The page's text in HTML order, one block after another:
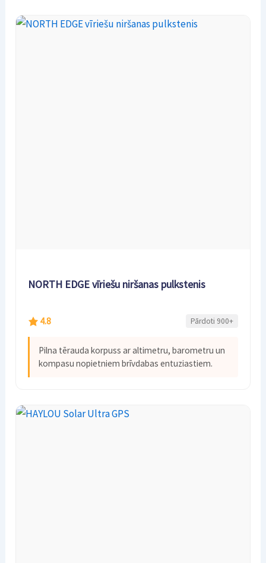
NORTH EDGE vīriešu niršanas pulkstenis
4.8 Pārdoti 900+
Pilna tērauda korpuss ar altimetru, barometru un
kompasu nopietniem brīvdabas entuziastiem.